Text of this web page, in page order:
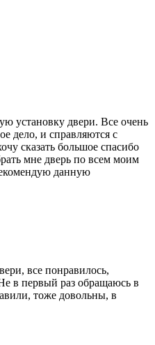
установку двери. Все очень
дело, и справляются с
сказать большое спасибо
мне дверь по всем моим
данную
все понравилось,
в первый раз обращаюсь в
тоже довольны, в